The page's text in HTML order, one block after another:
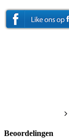
Beoordelingen